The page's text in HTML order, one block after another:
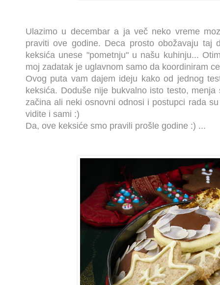
Ulazimo u decembar a ja več neko vreme
praviti ove godine. Deca prosto obožavaju taj
keksića unese "pometnju" u našu kuhinju...
moj zadatak je uglavnom samo da koordiniram
Ovog puta vam dajem ideju kako od jednog
keksića. Doduše nije bukvalno isto testo,
začina ali neki osnovni odnosi i postupci rada
vidite i sami :)
Da, ove keksiće smo pravili prošle godine :) ...